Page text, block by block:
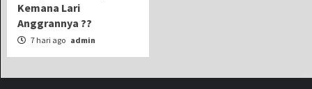
Kemana Lari
Anggrannya ??
7 hari ago admin